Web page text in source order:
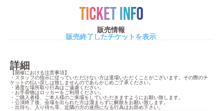
TICKET INFO
販売情報
販売終了したチケットを表示
詳細
【開催における注意事項】
・スタッフの指示に従っていただけない方は退場いただくことがございます。その際のチ
ケットの払い戻しは致しませんのであらかじめご了承ください。
・過度な場所取り行為はご遠慮ください。
・お手荷物はロッカーをご利用ください。
・ご購入者様、ご本人様のご来場をしていただきますようにお願い致します。
・公演終了後、会場を出られた方は溜まらずに解散をお願い致します。
・出待ち、入り待ち等、近隣の方の迷惑になる行為はお辞め下さい。